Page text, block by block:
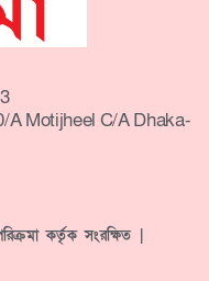
A Motijheel C/A Dhaka-
কর্তৃক সংরক্ষিত |